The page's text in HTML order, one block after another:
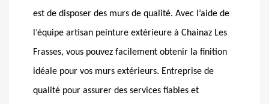
est de disposer des murs de qualité. Avec l’aide de
l’équipe artisan peinture extérieure à Chainaz Les
Frasses, vous pouvez facilement obtenir la finition
idéale pour vos murs extérieurs. Entreprise de
qualité pour assurer des services fiables et